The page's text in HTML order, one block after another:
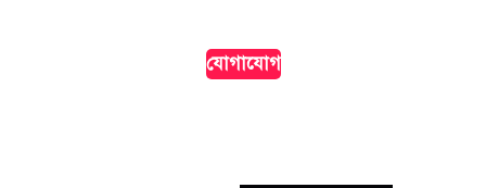
যোগাযোগ